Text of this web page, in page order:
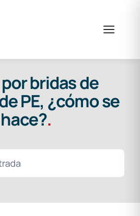
bridas de
PE, ¿cómo se
hace?.